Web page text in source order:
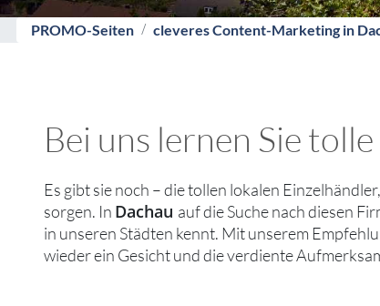
PROMO-Seiten cleveres Content-Marketing in
Bei uns lernen Sie
Es gibt sie noch – die tollen lokalen
sorgen. In Dachau auf die Suche nach diesen
in unseren Städten kennt. Mit unserem
wieder ein Gesicht und die verdiente